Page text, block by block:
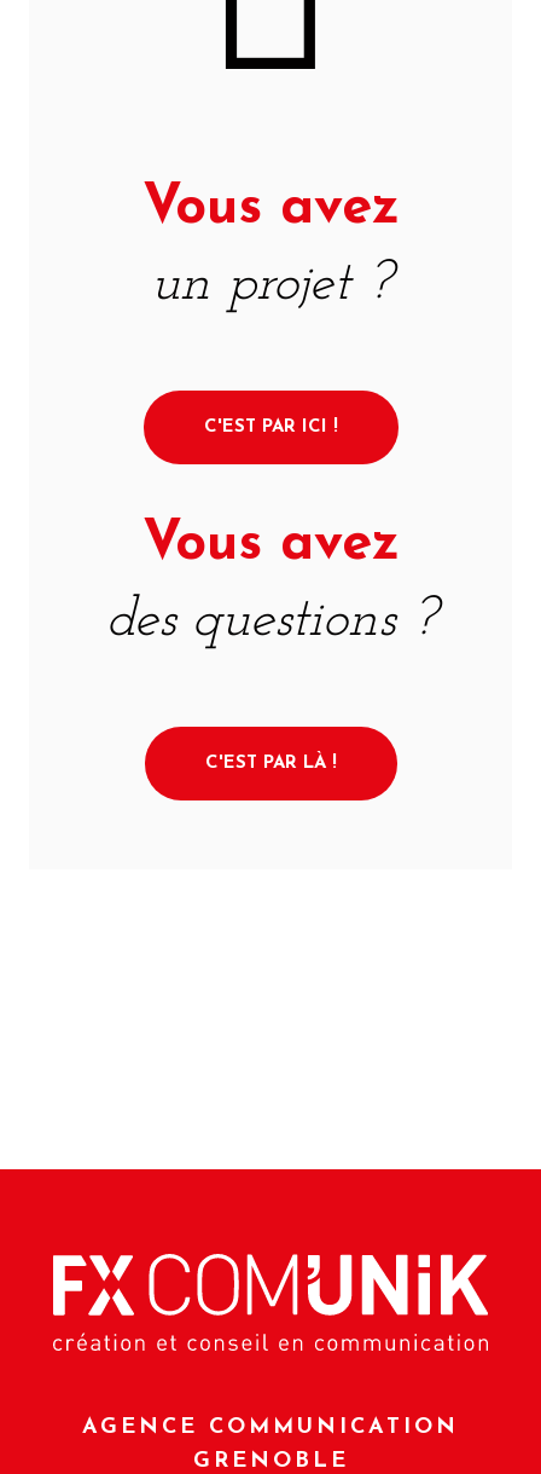
Vous avez
un projet ?
C'EST PAR ICI !
Vous avez
des questions ?
C'EST PAR LÀ !
AGENCE COMMUNICATION
GRENOBLE